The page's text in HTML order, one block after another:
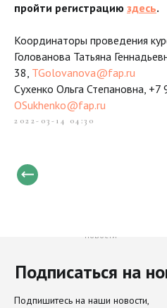
пройти регистрацию здесь.
Координаторы проведения
Голованова Татьяна
38, TGolovanova@fap.ru
Сухенко Ольга Степановна,
OSukhenko@fap.ru
2022-03-14 04:30
Подписаться на
Подпишитесь на наши новости,
новости
Направления